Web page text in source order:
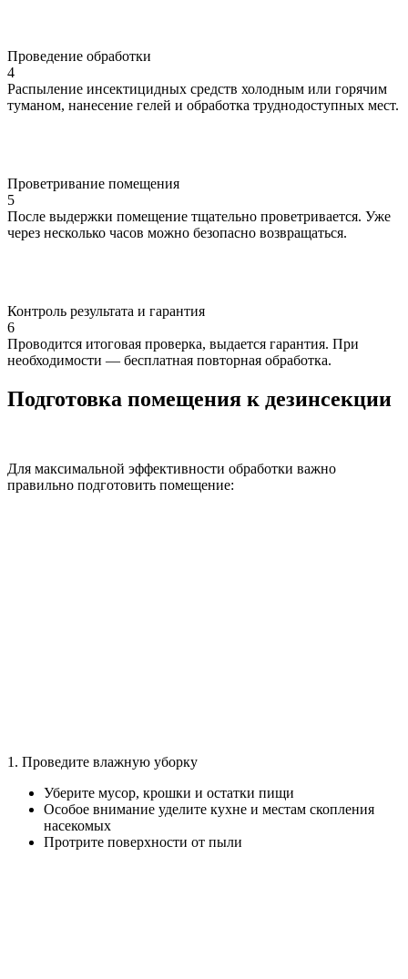
Проведение обработки
4
Распыление инсектицидных средств холодным или горячим
туманом, нанесение гелей и обработка труднодоступных мест.
Проветривание помещения
5
После выдержки помещение тщательно проветривается. Уже
через несколько часов можно безопасно возвращаться.
Контроль результата и гарантия
6
Проводится итоговая проверка, выдается гарантия. При
необходимости — бесплатная повторная обработка.
Подготовка помещения к дезинсекции
Для максимальной эффективности обработки важно
правильно подготовить помещение:
1. Проведите влажную уборку
Уберите мусор, крошки и остатки пищи
Особое внимание уделите кухне и местам скопления
насекомых
Протрите поверхности от пыли